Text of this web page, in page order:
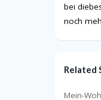
bei
noch
Related
Mein-